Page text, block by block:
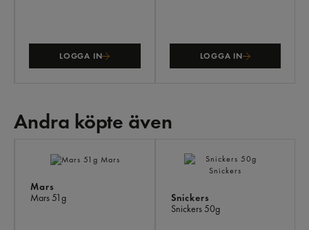
LOGGA IN LOGGA IN
Andra köpte även
Mars
Mars51g
Snickers
Snickers50g